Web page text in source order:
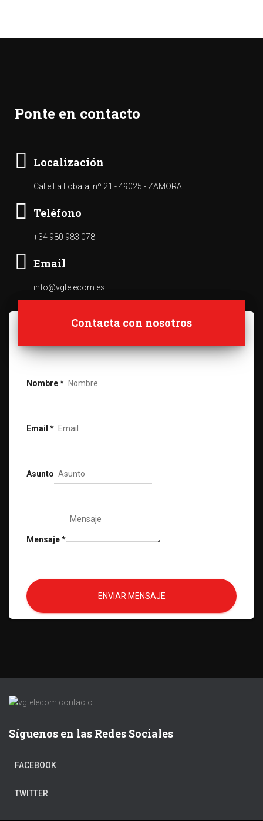
Ponte en contacto
Localización
Calle La Lobata, nº 21 - 49025 - ZAMORA
Teléfono
+34 980 983 078
Email
info@vgtelecom.es
Contacta con nosotros
Nombre*
Email *
Asunto
Mensaje*
ENVIAR MENSAJE
Síguenos en las Redes Sociales
FACEBOOK
TWITTER